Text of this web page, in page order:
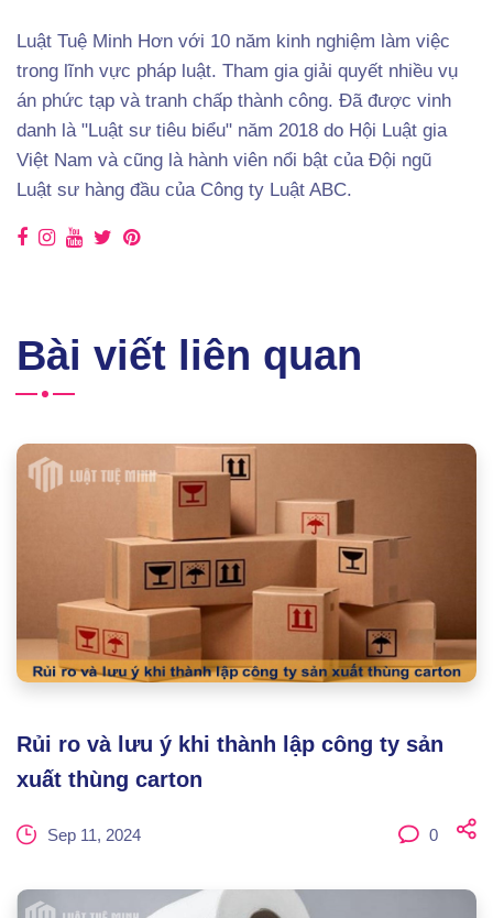
Luật Tuệ Minh Hơn với 10 năm kinh nghiệm làm việc
trong lĩnh vực pháp luật. Tham gia giải quyết nhiều vụ
án phức tạp và tranh chấp thành công. Đã được vinh
danh là "Luật sư tiêu biểu" năm 2018 do Hội Luật gia
Việt Nam và cũng là hành viên nổi bật của Đội ngũ
Luật sư hàng đầu của Công ty Luật ABC.
Bài viết liên quan
Rủi ro và lưu ý khi thành lập công ty sản
xuất thùng carton
Sep 11, 2024 0